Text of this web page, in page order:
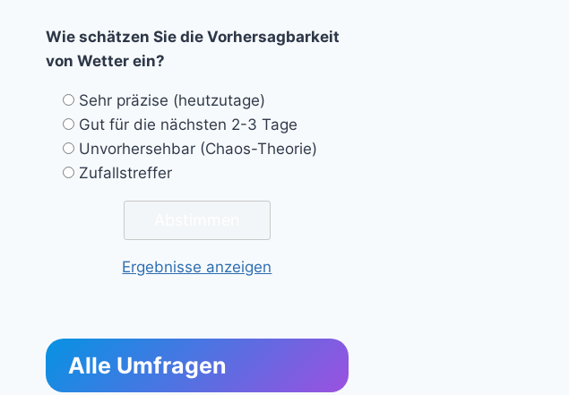
Wie schätzen Sie die Vorhersagbarkeit
von Wetter ein?
Sehr präzise (heutzutage)
Gut für die nächsten 2-3 Tage
Unvorhersehbar (Chaos-Theorie)
Zufallstreffer
Ergebnisse anzeigen
Alle Umfragen